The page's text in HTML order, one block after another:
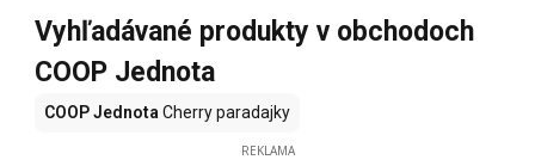
Vyhľadávané produkty v obchodoch
COOP Jednota
COOP JednotaCherry paradajky
REKLAMA